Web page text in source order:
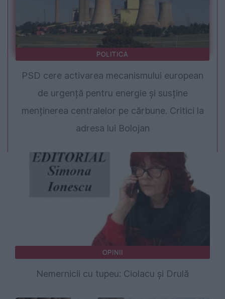
POLITICA
PSD cere activarea mecanismului european
de urgență pentru energie și susține
menținerea centralelor pe cărbune. Critici la
adresa lui Bolojan
OPINII
Nemernicii cu tupeu: Ciolacu și Drulă